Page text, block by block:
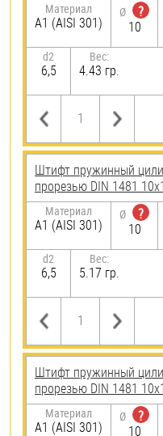
Материал
А1 (AISI 301)
Ø
?
10
d2
6,5
Вес:
4.43 гр.
Штифт пружинный
прорезью DIN 1481
Материал
А1 (AISI 301)
Ø
?
10
d2
6,5
Вес:
5.17 гр.
Штифт пружинный
прорезью DIN 1481
Материал
А1 (AISI 301)
Ø
?
10